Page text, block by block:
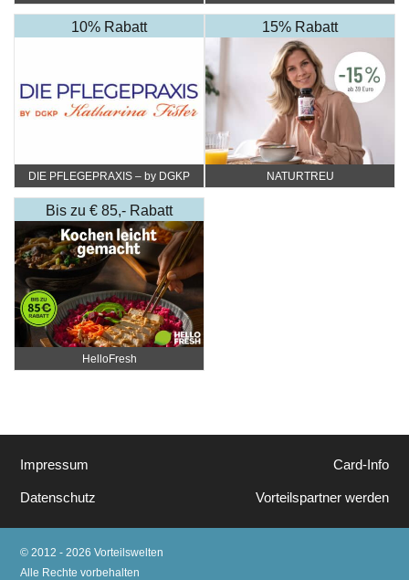
10% Rabatt
DIE PFLEGEPRAXIS – by DGKP
Katharina Fister
15% Rabatt
NATURTREU
Bis zu € 85,- Rabatt
HelloFresh
Impressum
Datenschutz
Card-Info
Vorteilspartner werden
© 2012 - 2026 Vorteilswelten
Alle Rechte vorbehalten